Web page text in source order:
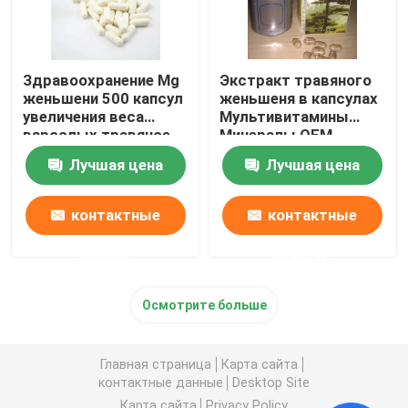
Здравоохранение Mg
женьшени 500 капсул
увеличения веса
взрослых травяное
Лучшая цена
контактные
Экстракт травяного
женьшеня в капсулах
Мультивитамины
Минералы OEM
Лучшая цена
контактные
Осмотрите больше
Главная страница
Карта сайта
контактные данные
Desktop Site
Карта сайта
Privacy Policy